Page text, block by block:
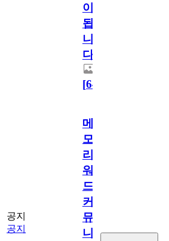
이
됩
니
다.
[64
공지
공지
메
모
리
워
드
커
뮤
니